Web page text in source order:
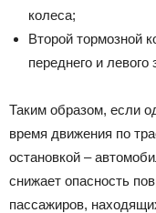
колеса;
Второй тормозной
переднего и левого
Таким образом, если
время движения по
остановкой –
снижает опасность
пассажиров,